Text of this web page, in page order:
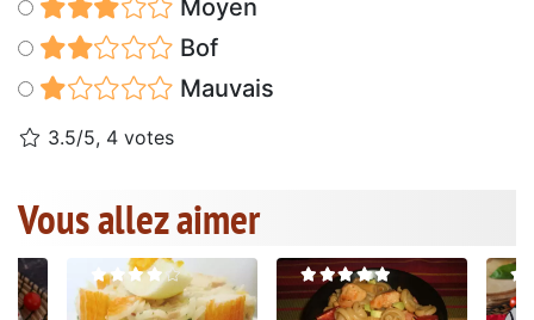
Moyen
Bof
Mauvais
3.5/5, 4 votes
Vous allez aimer